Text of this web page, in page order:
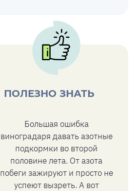
ПОЛЕЗНО ЗНАТЬ
Большая ошибка
виноградаря давать азотные
подкормки во второй
половине лета. От азота
побеги зажируют и просто не
успеют вызреть. А вот